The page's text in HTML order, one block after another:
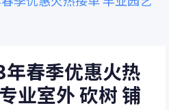
春季优惠火热
业室外 砍树 铺